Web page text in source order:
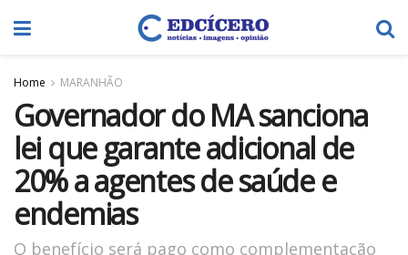
Home MARANHÃO
Governador do MA sanciona
lei que garante adicional de
20% a agentes de saúde e
endemias
O benefício será pago como complementação